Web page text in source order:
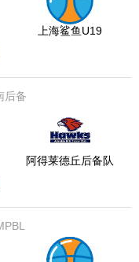
上海鲨鱼U19
后备
阿得莱德丘后备队